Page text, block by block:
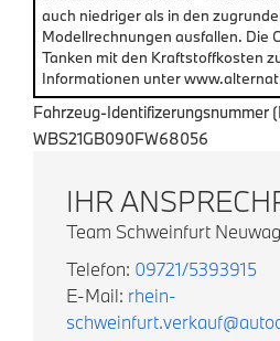
auch niedriger als in den
Modellrechnungen ausfallen. Die
Tanken mit den Kraftstoffkosten
Informationen unter
Fahrzeug-Identifizerungsnummer
WBS21GB090FW68056
IHR
Team Schweinfurt
Telefon: 09721/5393915
E-Mail: rhein-